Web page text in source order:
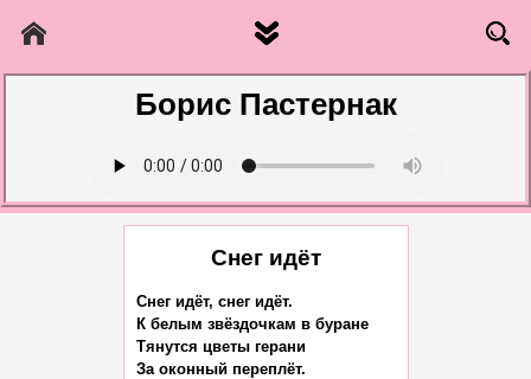
Борис Пастернак
Снег идёт
Снег идёт, снег идёт.
К белым звёздочкам в буране
Тянутся цветы герани
За оконный переплёт.